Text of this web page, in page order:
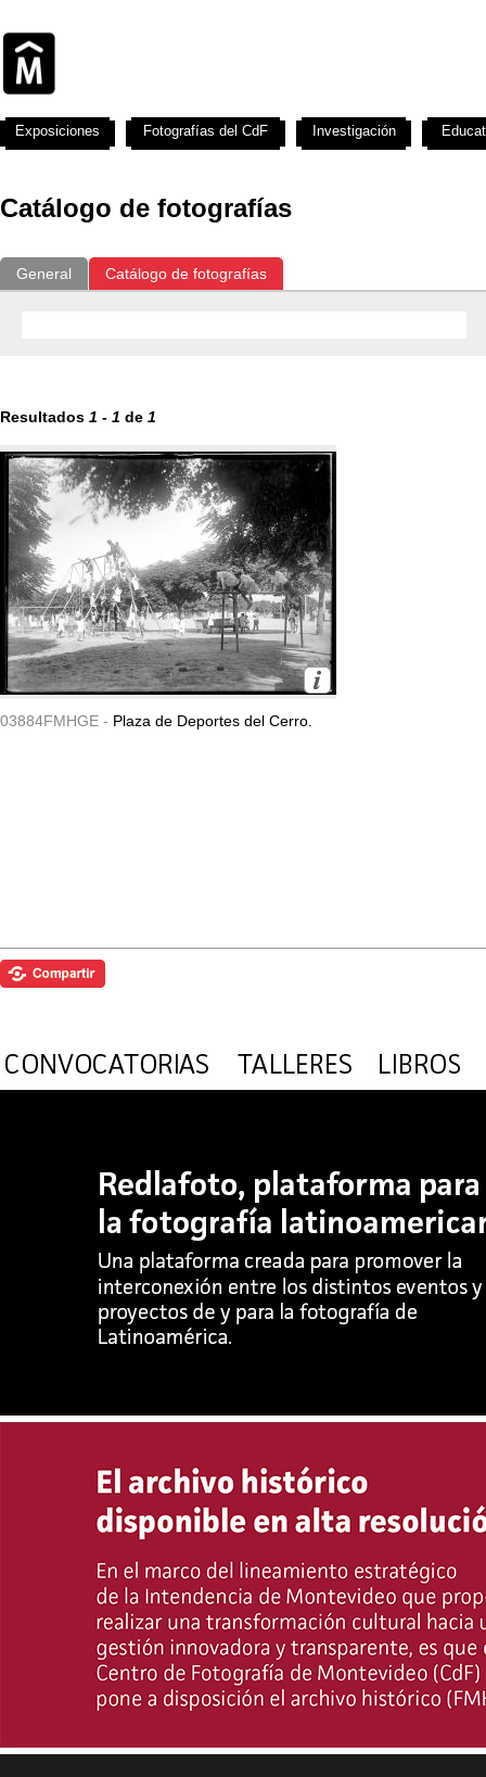
Catálogo de fotografías
General Catálogo de fotografías
Resultados 1 - 1 de 1
03884FMHGE - Plaza de Deportes del Cerro.
Exposiciones Fotografías del CdF Investigación